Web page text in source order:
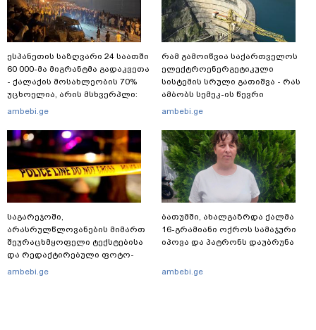
ესპანეთის საზღვარი 24 საათში
60 000-მა მიგრანტმა გადაკვეთა
- ქალაქის მოსახლეობის 70%
უცხოელია, არის მსხვერპლი:
ბოლო ცნობები სეუტადან,
გასვლის ეშინიათ
ambebi.ge
საგარეჯოში,
არასრულწლოვანების მიმართ
შეურაცხმყოფელი ტექსტებისა
და რედაქტირებული ფოტო-
ვიდეომასალის გავრცელების
ambebi.ge
რამ გამოიწვია საქართველოს
ელექტროენერგეტიკული
სისტემის სრული გათიშვა - რას
ამბობს სემეკ-ის წევრი
ambebi.ge
ბათუმში, ახალგაზრდა ქალმა
16-გრამიანი ოქროს სამაჯური
იპოვა და პატრონს დაუბრუნა
ambebi.ge